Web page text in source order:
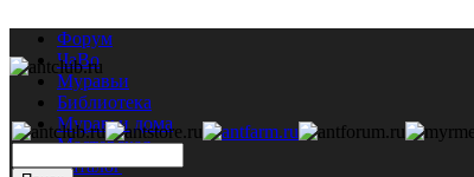
Форум
ЧаВо
Муравьи
Библиотека
Муравьи дома
Мастерская
Каталог